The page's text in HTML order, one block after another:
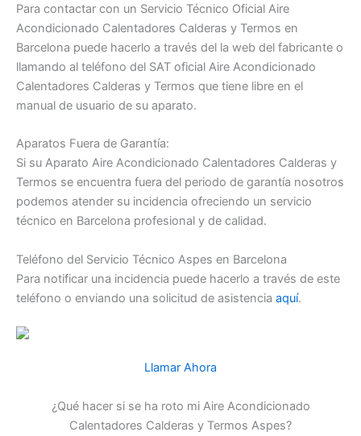
Para contactar con un Servicio Técnico Oficial Aire
Acondicionado Calentadores Calderas y Termos en
Barcelona puede hacerlo a través del la web del fabricante o
llamando al teléfono del SAT oficial Aire Acondicionado
Calentadores Calderas y Termos que tiene libre en el
manual de usuario de su aparato.
Aparatos Fuera de Garantía:
Si su Aparato Aire Acondicionado Calentadores Calderas y
Termos se encuentra fuera del periodo de garantía nosotros
podemos atender su incidencia ofreciendo un servicio
técnico en Barcelona profesional y de calidad.
Teléfono del Servicio Técnico Aspes en Barcelona
Para notificar una incidencia puede hacerlo a través de este
teléfono o enviando una solicitud de asistencia aquí.
Llamar Ahora
¿Qué hacer si se ha roto mi Aire Acondicionado
Calentadores Calderas y Termos Aspes?